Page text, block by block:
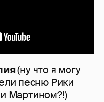
(ну что я могу
песню Рики
Мартином?!)